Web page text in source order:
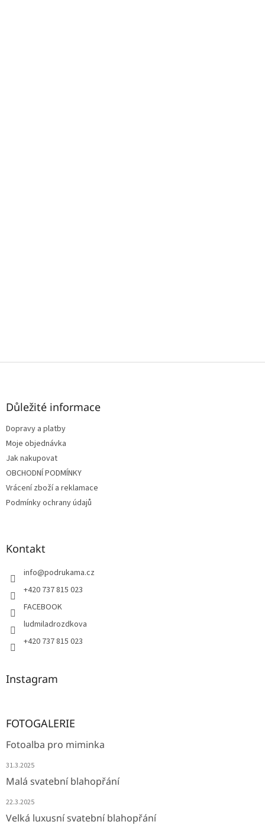
Z
Důležité informace
Dopravy a platby
Moje objednávka
Jak nakupovat
OBCHODNÍ PODMÍNKY
Vrácení zboží a reklamace
Podmínky ochrany údajů
Kontakt
info@podrukama.cz
+420 737 815 023
FACEBOOK
ludmiladrozdkova
+420 737 815 023
Instagram
FOTOGALERIE
Fotoalba pro miminka
31.3.2025
Malá svatební blahopřání
22.3.2025
Velká luxusní svatební blahopřání